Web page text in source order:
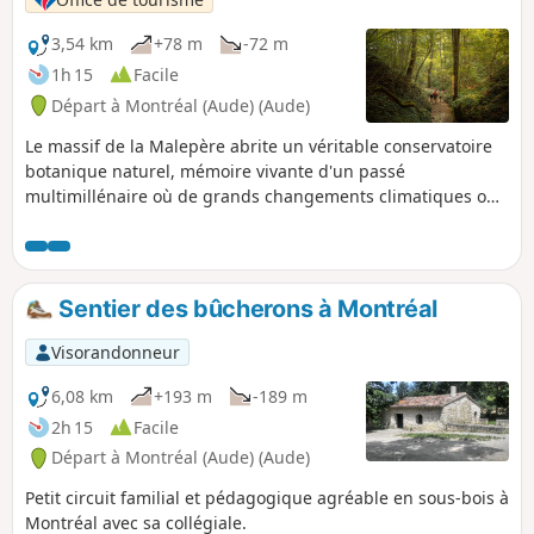
bleu
3,54 km
+78 m
-72 m
1h 15
Facile
Départ à Montréal (Aude) (Aude)
Le massif de la Malepère abrite un véritable conservatoire
botanique naturel, mémoire vivante d'un passé
multimillénaire où de grands changements climatiques ont
diversité floristique du massif est résumée de manière
représentative le long de ce sentier. Une quarantaine
d'espèces vous sont présentées dans une succession
d'ambiances variées, jusqu'à atteindre le bel écrin de la fine
Cascade du Saut Cani. Balisage picto fleur jaune
Sentier des bûcherons à Montréal
Visorandonneur
6,08 km
+193 m
-189 m
2h 15
Facile
Départ à Montréal (Aude) (Aude)
Petit circuit familial et pédagogique agréable en sous-bois à
Montréal avec sa collégiale.